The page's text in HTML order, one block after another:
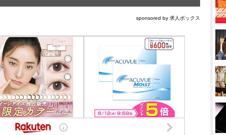
sponsored by 求人ボックス